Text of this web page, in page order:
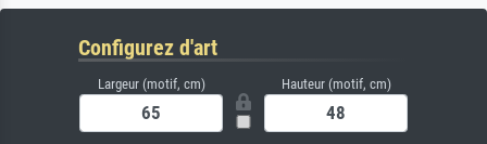
Configurez d'art
Largeur (motif, cm) Hauteur (motif, cm)